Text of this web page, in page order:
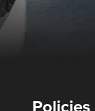
Policies